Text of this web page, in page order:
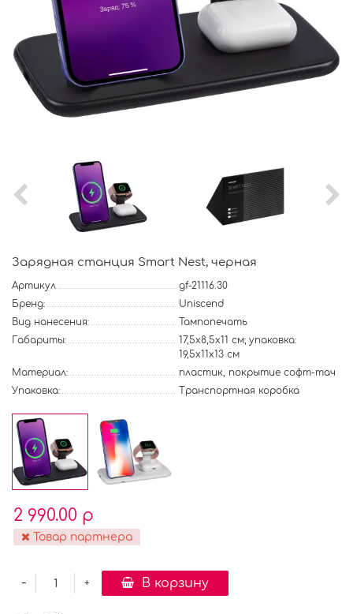
Зарядная станция Smart Nest, черная
Артикул
gf-21116.30
Бренд:
Uniscend
Вид нанесения:
Тампопечать
Габариты:
17,5х8,5х11 см; упаковка:
19,5х11х13 см
Материал:
пластик, покрытие софт-тач
Упаковка:
Транспортная коробка
2 990.00 р
Товар партнера
+
- В корзину